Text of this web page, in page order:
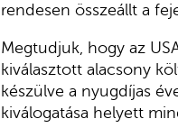
rendesen összeállt a
Megtudjuk, hogy az
kiválasztott alacsony
készülve a nyugdíjas
kiválogatása helyett